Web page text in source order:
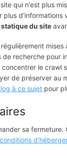
qui n'est plus
plus d'informations
du site
de recherche
le crawl
de préserver au
à ce sujet pour
sa